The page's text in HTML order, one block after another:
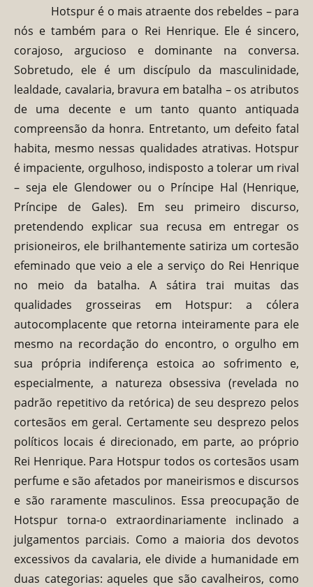
Hotspur é o mais atraente dos rebeldes – para
nós e também para o Rei Henrique. Ele é sincero,
corajoso, argucioso e dominante na conversa.
Sobretudo, ele é um discípulo da masculinidade,
lealdade, cavalaria, bravura em batalha – os atributos
de uma decente e um tanto quanto antiquada
compreensão da honra. Entretanto, um defeito fatal
habita, mesmo nessas qualidades atrativas. Hotspur
é impaciente, orgulhoso, indisposto a tolerar um rival
– seja ele Glendower ou o Príncipe Hal (Henrique,
Príncipe de Gales). Em seu primeiro discurso,
pretendendo explicar sua recusa em entregar os
prisioneiros, ele brilhantemente satiriza um cortesão
efeminado que veio a ele a serviço do Rei Henrique
no meio da batalha. A sátira trai muitas das
qualidades grosseiras em Hotspur: a cólera
autocomplacente que retorna inteiramente para ele
mesmo na recordação do encontro, o orgulho em
sua própria indiferença estoica ao sofrimento e,
especialmente, a natureza obsessiva (revelada no
padrão repetitivo da retórica) de seu desprezo pelos
cortesãos em geral. Certamente seu desprezo pelos
políticos locais é direcionado, em parte, ao próprio
Rei Henrique. Para Hotspur todos os cortesãos usam
perfume e são afetados por maneirismos e discursos
e são raramente masculinos. Essa preocupação de
Hotspur torna-o extraordinariamente inclinado a
julgamentos parciais. Como a maioria dos devotos
excessivos da cavalaria, ele divide a humanidade em
duas categorias: aqueles que são cavalheiros, como